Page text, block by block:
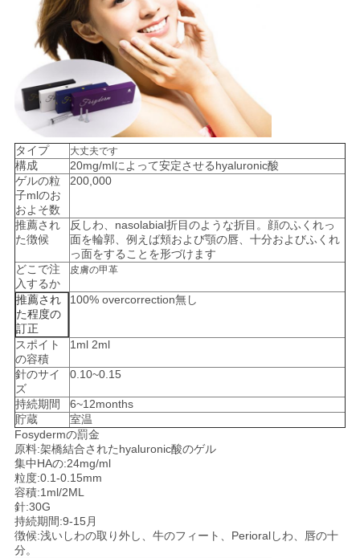
タイプ 大丈夫です
構成
20mg/mlによって安定させるhyaluronic酸
ゲルの粒
子mlのお
およそ数
200,000
推薦され
た徴候
反しわ、nasolabial折目のような折目。顔のふくれっ
面を輪郭、例えば頬および顎の唇、十分およびふくれ
っ面をすることを形づけます
どこで注
入するか
皮膚の甲革
推薦され
た程度の
訂正
100% overcorrection無し
スポイト
の容積
1ml 2ml
針のサイ
ズ
0.10~0.15
持続期間
6~12months
貯蔵
室温
Fosydermの罰金
原料:架橋結合されたhyaluronic酸のゲル
集中HAの:24mg/ml
粒度:0.1-0.15mm
容積:1ml/2ML
針:30G
持続期間:9-15月
徴候:浅いしわの取り外し、牛のフィート、Perioralしわ、唇の十
分。